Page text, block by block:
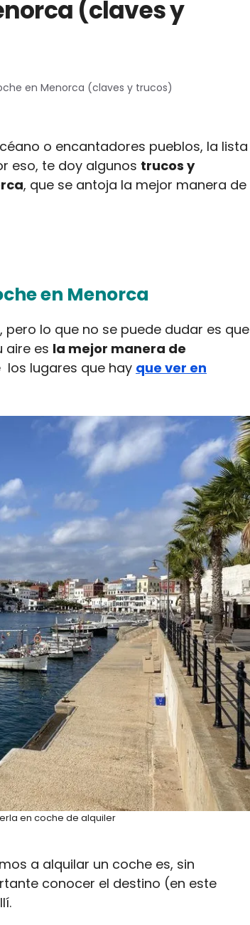
(claves y
en Menorca (claves y trucos)
o encantadores pueblos, la lista
eso, te doy algunos trucos y
, que se antoja la mejor manera de
en Menorca
lo que no se puede dudar es que
aire es la mejor manera de
lugares que hay que ver en
en coche de alquiler
a alquilar un coche es, sin
conocer el destino (en este